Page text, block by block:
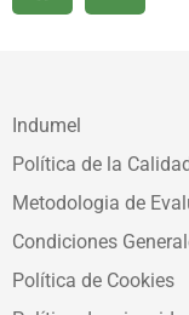
Indumel
Política de la Calidad
Metodologia de
Condiciones
Política de Cookies